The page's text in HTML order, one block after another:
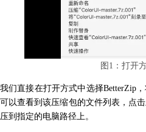
图1：打开
我们直接在打开方式中选择BetterZip
可以查看到该压缩包的文件列表，点
压到指定的电脑路径上。